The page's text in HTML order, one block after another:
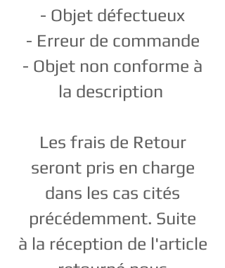
- Objet défectueux
- Erreur de commande
- Objet non conforme à
la description
Les frais de Retour
seront pris en charge
dans les cas cités
précédemment. Suite
à la réception de l'article